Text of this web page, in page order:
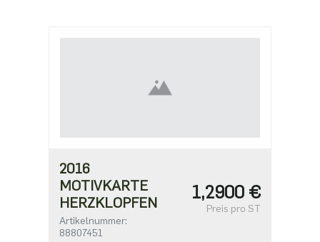
2016
MOTIVKARTE
HERZKLOPFEN
Artikelnummer:
88807451
1,2900 €
Preis pro ST